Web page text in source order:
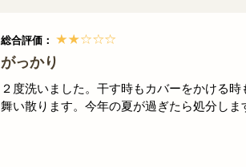
総合評価：
がっかり
２度洗いました。干す時もカバーをかける
舞い散ります。今年の夏が過ぎたら処分しま